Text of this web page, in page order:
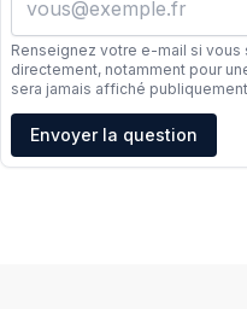
Renseignez votre e-mail si
directement, notamment pour
sera jamais affiché
Adresse e-mail
Envoyer la question